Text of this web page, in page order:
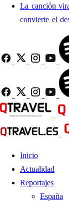
La canción
convierte el
Inicio
Actualidad
Reportajes
España